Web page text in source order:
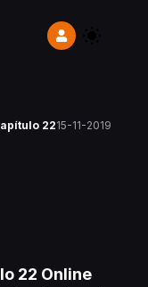
2215-11-2019
22 Online